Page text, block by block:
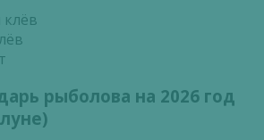
рыболова на 2026 год